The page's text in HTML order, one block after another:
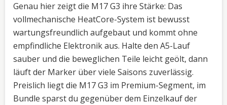
Genau hier zeigt die M17 G3 ihre Stärke: Das
vollmechanische HeatCore-System ist bewusst
wartungsfreundlich aufgebaut und kommt ohne
empfindliche Elektronik aus. Halte den A5-Lauf
sauber und die beweglichen Teile leicht geölt, dann
läuft der Marker über viele Saisons zuverlässig.
Preislich liegt die M17 G3 im Premium-Segment, im
Bundle sparst du gegenüber dem Einzelkauf der